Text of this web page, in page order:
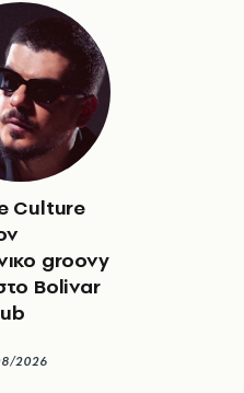
Culture
groovy
Bolivar
2026